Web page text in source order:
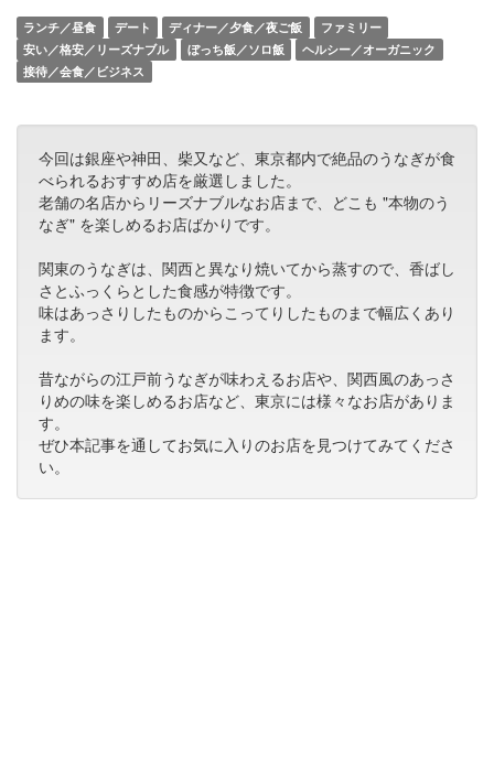
ランチ／昼食 デート ディナー／夕食／夜ご飯
ファミリー
安い／格安／リーズナブル
ぼっち飯／ソロ飯
ヘルシー／オーガニック
接待／会食／ビジネス
今回は銀座や神田、柴又など、東京都内で絶品のうなぎが食
べられるおすすめ店を厳選しました。
老舗の名店からリーズナブルなお店まで、どこも "本物のう
なぎ" を楽しめるお店ばかりです。
関東のうなぎは、関西と異なり焼いてから蒸すので、香ばし
さとふっくらとした食感が特徴です。
味はあっさりしたものからこってりしたものまで幅広くあり
ます。
昔ながらの江戸前うなぎが味わえるお店や、関西風のあっさ
りめの味を楽しめるお店など、東京には様々なお店がありま
す。
ぜひ本記事を通してお気に入りのお店を見つけてみてくださ
い。